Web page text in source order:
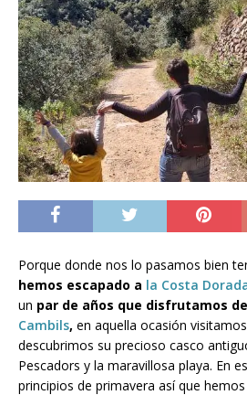
Porque donde nos lo pasamos bien
hemos escapado a la Costa
un par de años que disfrutamos
Cambils, en aquella ocasión
descubrimos su precioso casco
Pescadors y la maravillosa playa. En
principios de primavera así que